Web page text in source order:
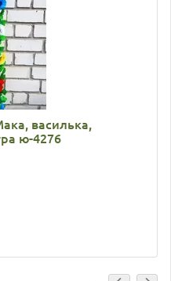
василька,
ю-4276